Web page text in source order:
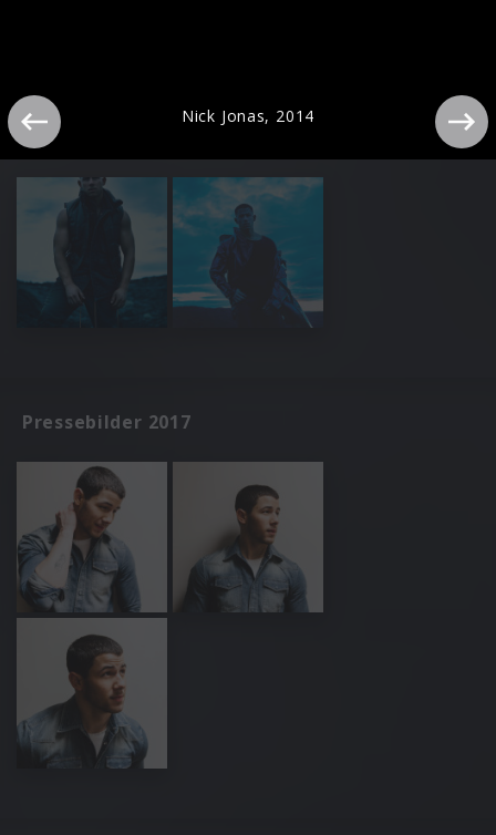
Pressebilder 2021
Pressebilder 2017
Nick Jonas, 2014